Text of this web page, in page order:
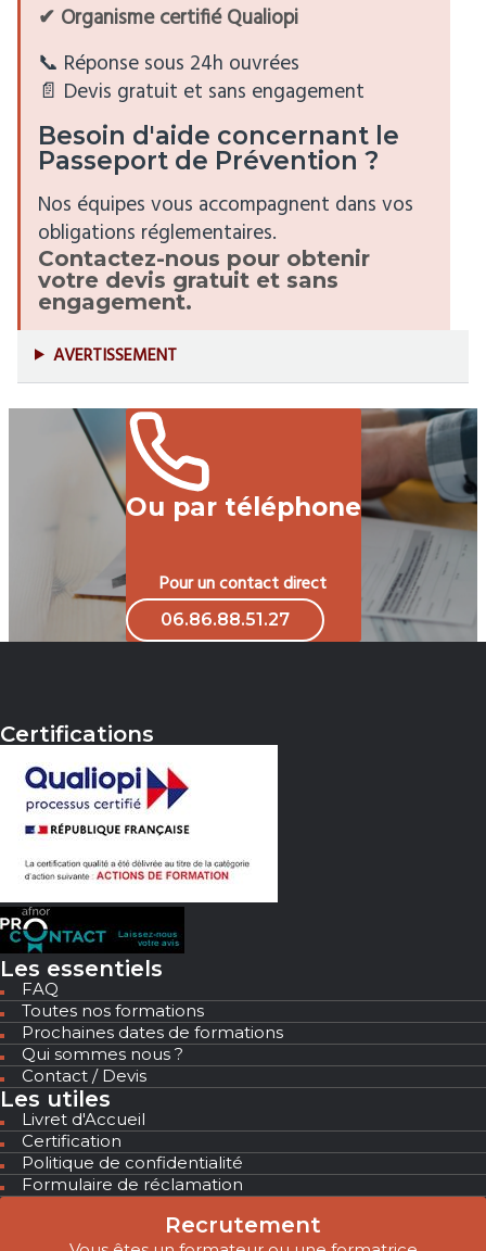
✔ Organisme certifié Qualiopi
📞 Réponse sous 24h ouvrées
📄 Devis gratuit et sans engagement
Besoin d'aide concernant le
Passeport de Prévention ?
Nos équipes vous accompagnent dans vos
obligations réglementaires.
Contactez-nous pour obtenir
votre devis gratuit et sans
engagement.
AVERTISSEMENT
Ou par téléphone
Pour un contact direct
06.86.88.51.27
Certifications
Les essentiels
FAQ
Toutes nos formations
Prochaines dates de formations
Qui sommes nous ?
Contact / Devis
Les utiles
Livret d'Accueil
Certification
Politique de confidentialité
Formulaire de réclamation
Recrutement